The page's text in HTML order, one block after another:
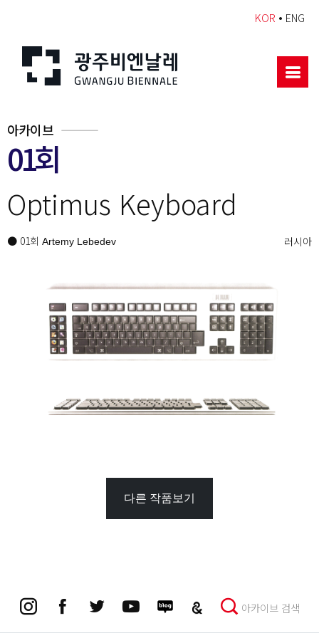
KOR • ENG
아카이브
01회
Optimus Keyboard
● 01회 Artemy Lebedev 러시아
다른 작품보기
아카이브 검색